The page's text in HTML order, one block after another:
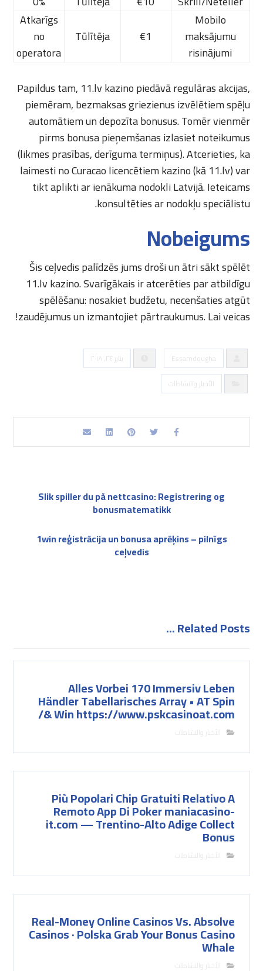
Mobilo
maksājumu
risinājumi
€1
Tūlītēja
Atkarīgs
no
operatora
Papildus tam, 11.lv kazino piedāvā regulāras akcijas,
piemēram, bezmaksas griezienus izvēlētiem spēļu
automātiem un depozīta bonusus. Tomēr vienmēr
pirms bonusa pieņemšanas izlasiet noteikumus
(likmes prasības, derīguma termiņus). Atcerieties, ka
laimesti no Curacao licencētiem kazino (kā 11.lv) var
tikt aplikti ar ienākuma nodokli Latvijā. Ieteicams
konsultēties ar nodokļu speciālistu.
Nobeigums
Šis ceļvedis palīdzēs jums droši un ātri sākt spēlēt
11.lv kazino. Svarīgākais ir atcerēties par atbildīgu
spēlēšanu: nosakiet budžetu, necenšaties atgūt
zaudējumus un izmantojiet pārtraukumus. Lai veicas!
Essamdougha
يناير ٢٤, ٢٠١٨
الأخبار والنشاطات
Slik spiller du på nettcasino: Registrering og
bonusmatematikk
1win reģistrācija un bonusa aprēķins – pilnīgs
ceļvedis
Related Posts ...
Alles Vorbei 170 Immersiv Leben
Händler Tabellarisches Array • AT Spin
& Win https://www.pskcasinoat.com/
Più Popolari Chip Gratuiti Relativo A
Remoto App Di Poker maniacasino-
it.com — Trentino-Alto Adige Collect
Bonus
Real-Money Online Casinos Vs. Absolve
Casinos · Polska Grab Your Bonus Casino
Whale